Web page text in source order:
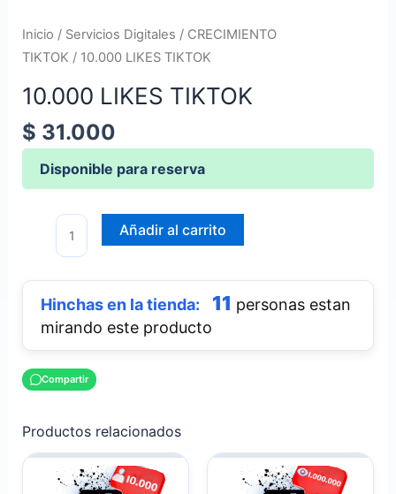
Inicio / Servicios Digitales / CRECIMIENTO
TIKTOK / 10.000 LIKES TIKTOK
10.000 LIKES TIKTOK
$ 31.000
Disponible para reserva
Añadir al carrito
11 personas estan
mirando este producto
Compartir
Productos relacionados